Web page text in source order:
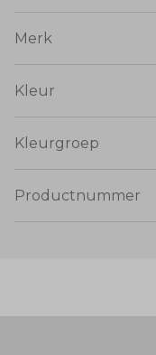
Merk
Kleur
Kleurgroep
Productnummer